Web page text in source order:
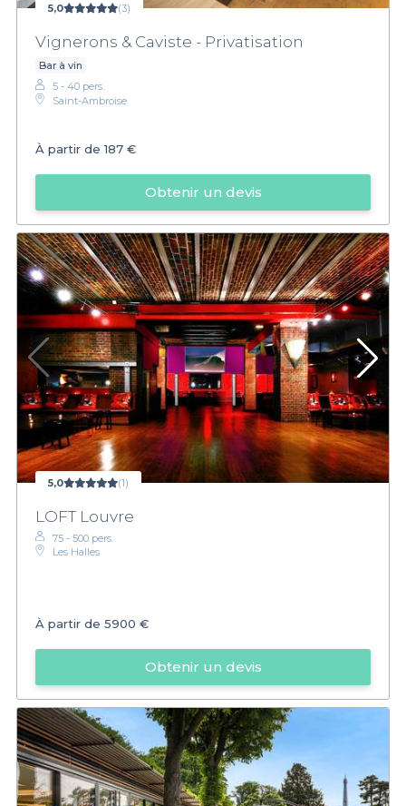
5,0 (3)
Vignerons & Caviste - Privatisation
Bar à vin
5 - 40 pers.
Saint-Ambroise
À partir de187 €
Obtenir un devis
5,0 (1)
LOFT Louvre
75 - 500 pers.
Les Halles
À partir de 5900 €
Obtenir un devis